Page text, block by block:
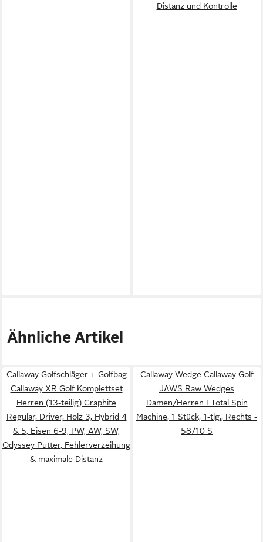
Distanz und Kontrolle
Ähnliche Artikel
Callaway Golfschläger + Golfbag
Callaway XR Golf Komplettset
Herren (13-teilig) Graphite
Regular, Driver, Holz 3, Hybrid 4
& 5, Eisen 6-9, PW, AW, SW,
Odyssey Putter, Fehlerverzeihung
& maximale Distanz
Callaway Wedge Callaway Golf
JAWS Raw Wedges
Damen/Herren I Total Spin
Machine, 1 Stück, 1-tlg., Rechts -
58/10 S